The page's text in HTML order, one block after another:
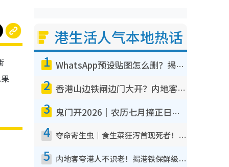
港生活人气本地热话
1 WhatsApp预设贴图怎么删？揭秘1招“反向操作”还原简洁界面 附3步实测教程
2 香港山边铁闸边门大开？内地客困惑意义何在！网友神回复：这种叫法理性防御
3 鬼门开2026｜农历七月撞正日全食特别邪？专家警告切忌做一事！揭4大禁忌+2招保平安
4 夺命寄生虫｜食生菜狂泻首现死者！疫潮恶化录1.8万宗病例 揭洗菜3大谬误
5 内地客夸港人不识老！揭港铁保鲜级冷气 港人求放过：别投诉